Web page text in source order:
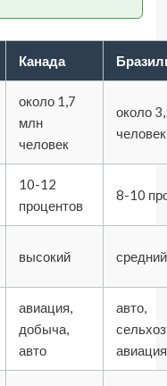
Канада
около 1,7
млн
человек
около
человек
10-12
процентов
8-10
высокий средний
авиация,
добыча,
авто
авто,
авиация